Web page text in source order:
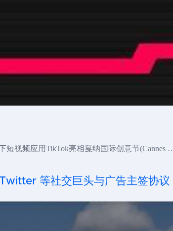
短视频应用TikTok亮相戛纳国际创意节(Cannes
等社交巨头与广告主签协议